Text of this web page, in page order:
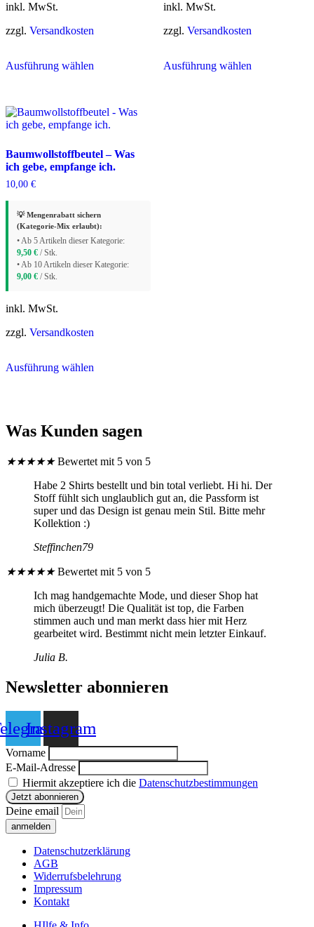
inkl. MwSt.
zzgl. Versandkosten
Ausführung wählenProdukt
auf.
Die
können
auf
werden
inkl. MwSt.
zzgl. Versandkosten
Ausführung wählenProdukt
Baumwollstoffbeutel – Was
ich gebe, empfange ich.
10,00 €
💡 Mengenrabatt sichern
(Kategorie-Mix erlaubt):
• Ab 5 Artikeln dieser Kategorie:
9,50 € / Stk.
• Ab 10 Artikeln dieser Kategorie:
9,00 € / Stk.
inkl. MwSt.
zzgl. Versandkosten
Ausführung wählenProdukt
Die
Optionen
können
auf
der
Produktseite
gewählt
werden
Was Kunden sagen
★★★★★ Bewertet mit 5 von 5
Habe 2 Shirts bestellt und bin total verliebt. Hi hi. Der
Stoff fühlt sich unglaublich gut an, die Passform ist
super und das Design ist genau mein Stil. Bitte mehr
Kollektion :)
Steffinchen79
★★★★★ Bewertet mit 5 von 5
Ich mag handgemachte Mode, und dieser Shop hat
mich überzeugt! Die Qualität ist top, die Farben
stimmen auch und man merkt dass hier mit Herz
gearbeitet wird. Bestimmt nicht mein letzter Einkauf.
Julia B.
Newsletter abonnieren
Instagram
Vorname
E-Mail-Adresse
Hiermit akzeptiere ich die Datenschutzbestimmungen
Deine email
anmelden
Datenschutzerklärung
AGB
Widerrufsbelehrung
Impressum
Kontakt